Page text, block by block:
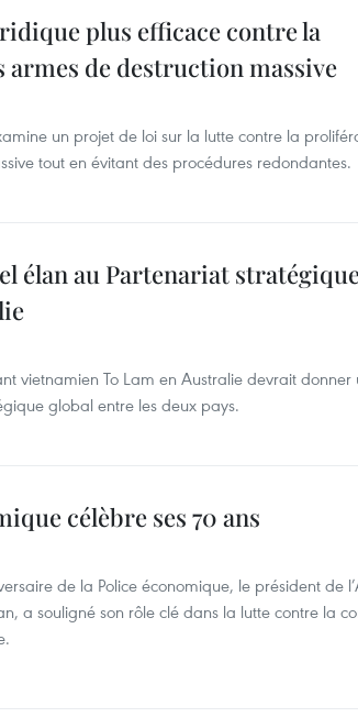
plus efficace contre la
de destruction massive
un projet de loi sur la lutte contre la
tout en évitant des procédures redondantes.
élan au Partenariat
vietnamien To Lam en Australie devrait donner
global entre les deux pays.
célèbre ses 70 ans
de la Police économique, le président de
a souligné son rôle clé dans la lutte contre la